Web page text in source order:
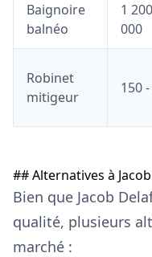
Baignoire
balnéo
1
000
Robinet
mitigeur
150
## Alternatives à
Bien que Jacob
qualité, plusieurs
marché :